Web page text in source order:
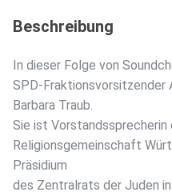
Beschreibung
In dieser Folge von
SPD-Fraktionsvorsitzender
Barbara Traub.
Sie ist Vorstandssprecherin
Religionsgemeinschaft
Präsidium
des Zentralrats der Juden